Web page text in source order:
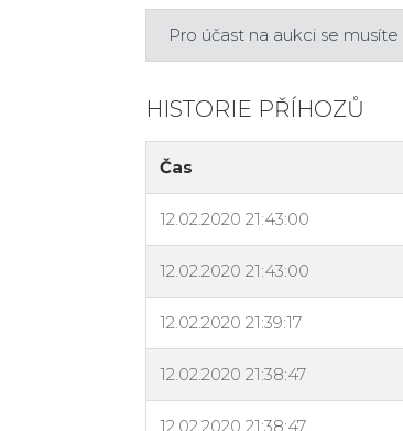
Pro účast na aukci se musíte
HISTORIE PŘÍHOZŮ